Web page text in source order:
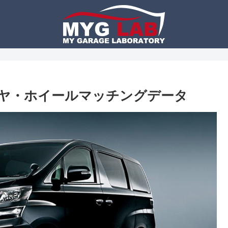
・ホイールマッチングデータ